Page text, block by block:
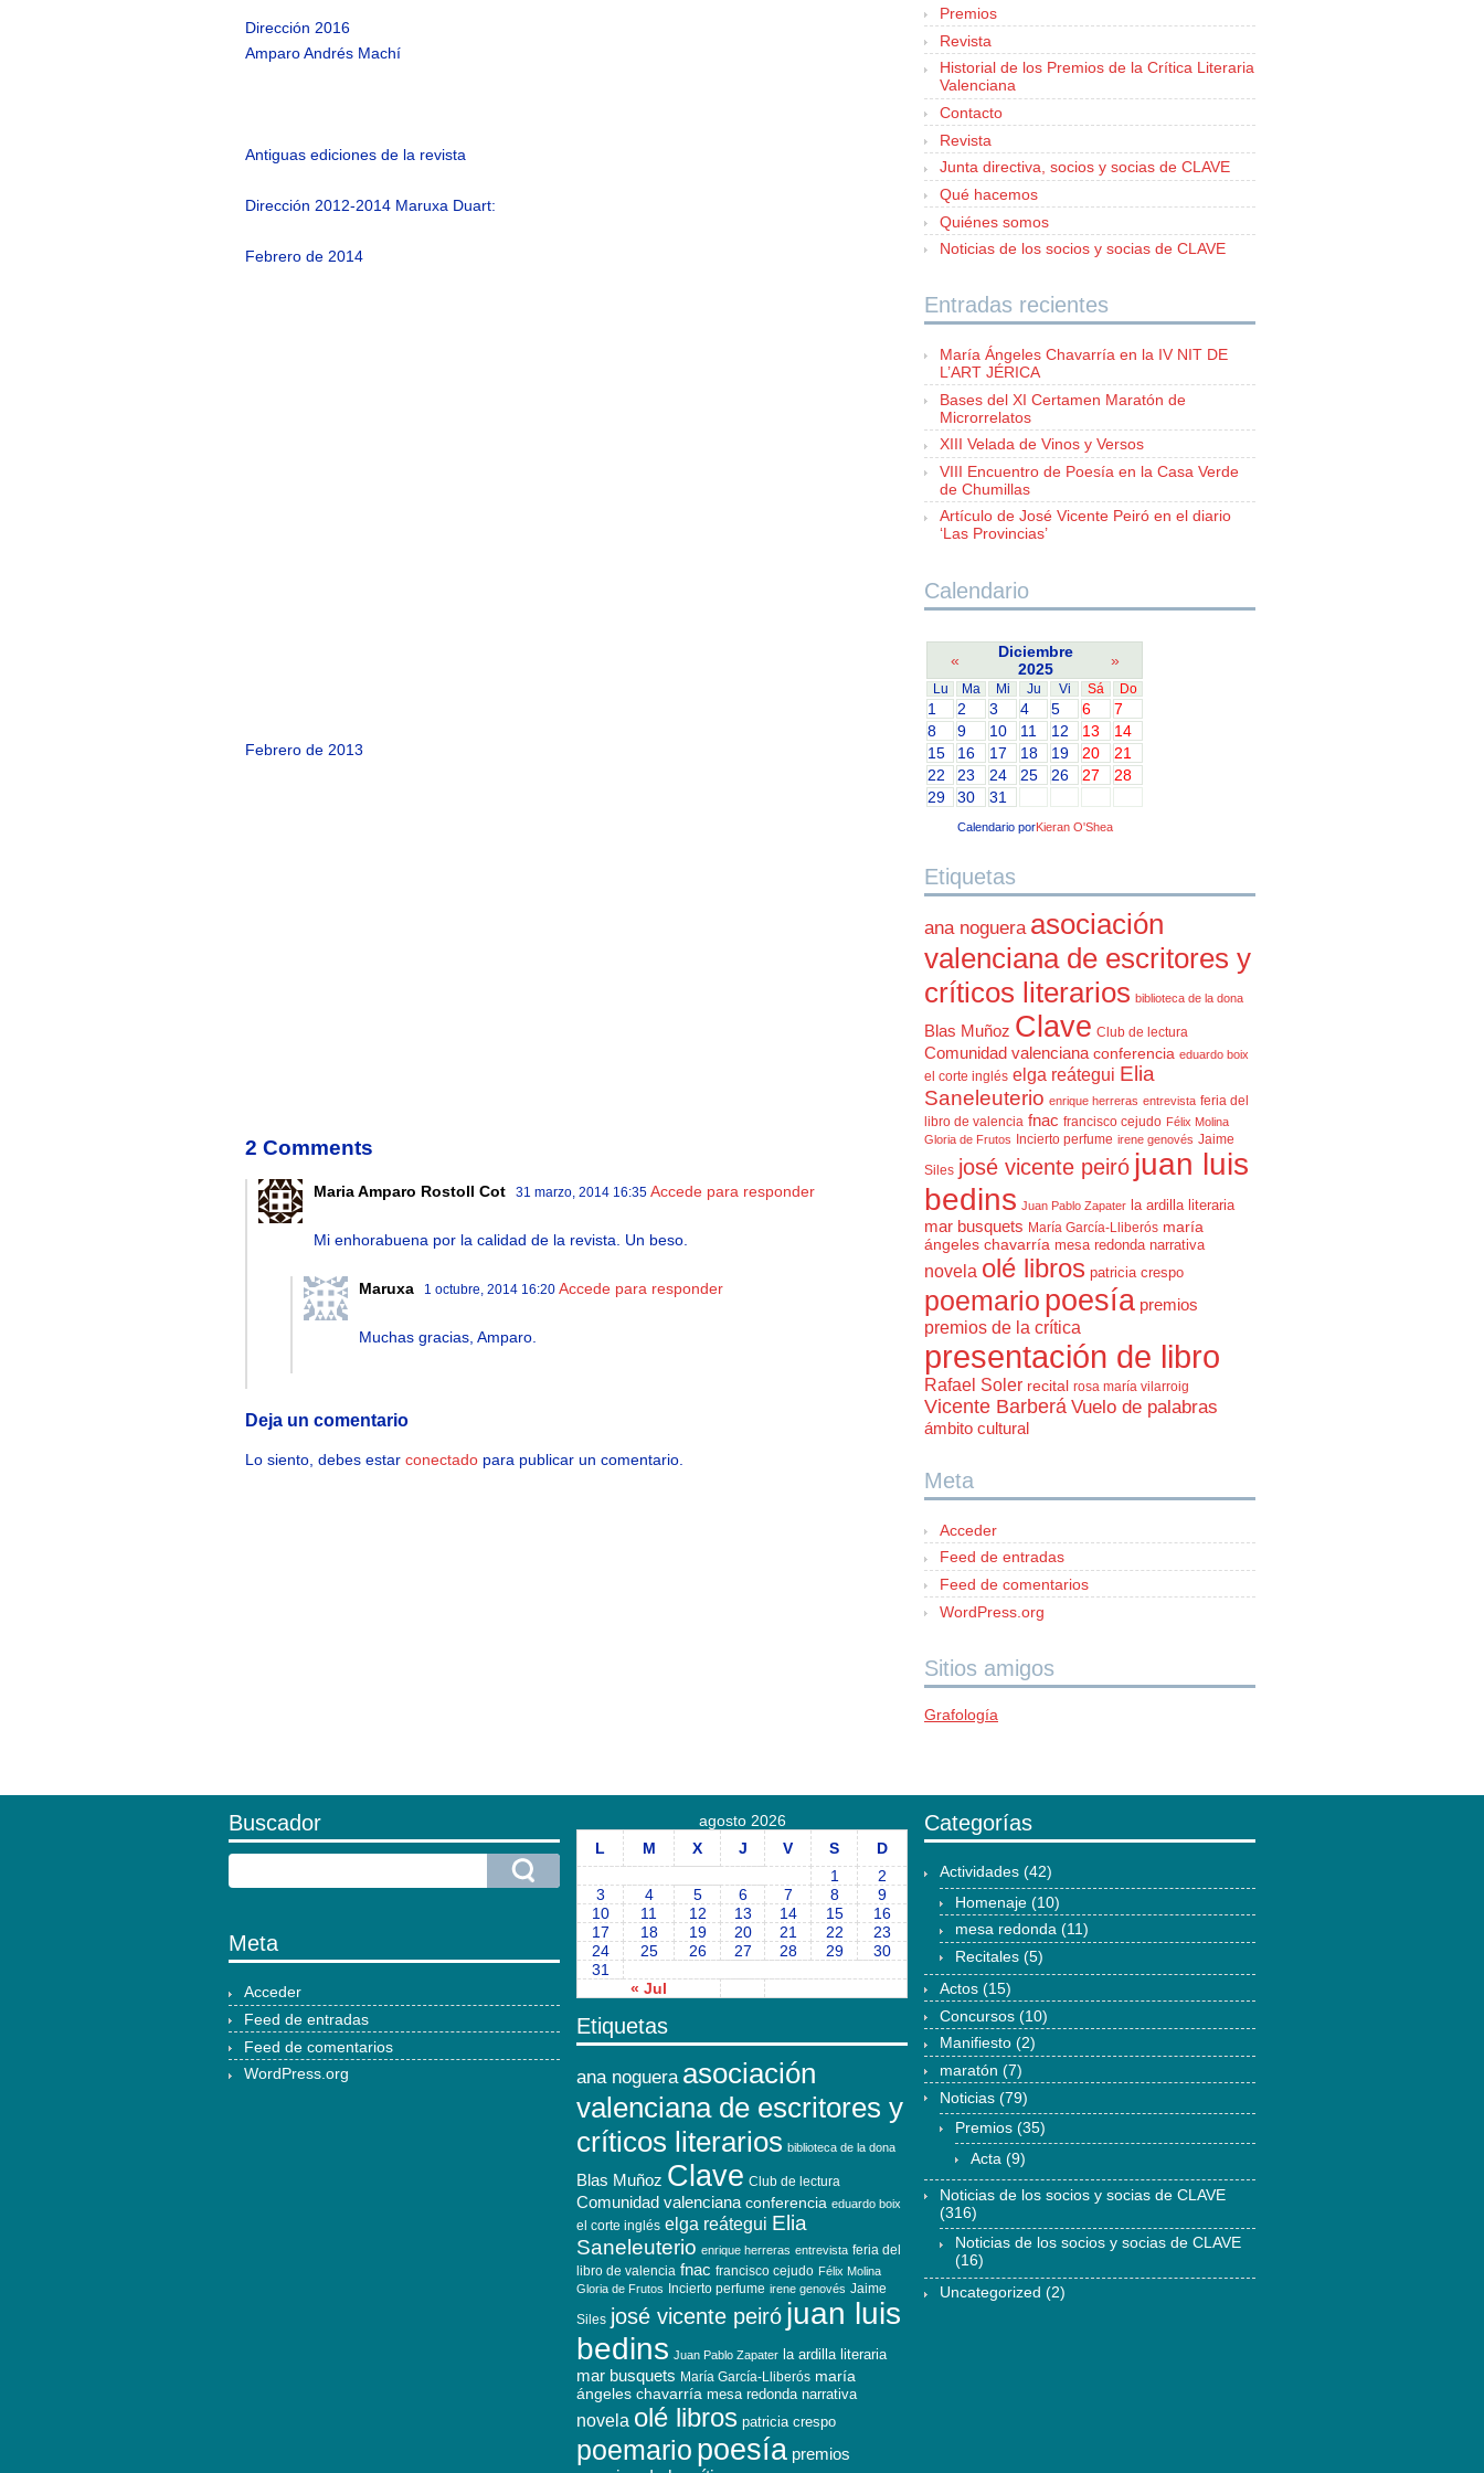
Dirección 2016
Amparo Andrés Machí
Antiguas ediciones de la revista
Dirección 2012-2014 Maruxa Duart:
Febrero de 2014
Febrero de 2013
2 Comments
Maria Amparo Rostoll Cot 31 marzo, 2014 16:35 Accede para responder
Mi enhorabuena por la calidad de la revista. Un beso.
Maruxa 1 octubre, 2014 16:20 Accede para responder
Muchas gracias, Amparo.
Deja un comentario
Lo siento, debes estar conectado para publicar un comentario.
Premios
Revista
Historial de los Premios de la Crítica Literaria
Valenciana
Contacto
Revista
Junta directiva, socios y socias de CLAVE
Qué hacemos
Quiénes somos
Noticias de los socios y socias de CLAVE
Entradas recientes
María Ángeles Chavarría en la IV NIT DE
L’ART JÉRICA
Bases del XI Certamen Maratón de
Microrrelatos
XIII Velada de Vinos y Versos
VIII Encuentro de Poesía en la Casa Verde
de Chumillas
Artículo de José Vicente Peiró en el diario
‘Las Provincias’
Calendario
«
Diciembre
2025
»
Lu Ma Mi Ju Vi Sá Do
1 2 3 4 5 6
7
8
9 10 11 12 13
14
15
16 17 18 19 20
21
22
23 24 25 26 27
28
29
30 31
Calendario porKieran O'Shea
Etiquetas
ana noguera asociación
valenciana de escritores y
críticos literarios biblioteca de la dona
Blas Muñoz Clave Club de lectura
Comunidad valenciana conferencia eduardo boix
el corte inglés elga reátegui Elia
Saneleuterio enrique herreras entrevista feria del
libro de valencia fnac francisco cejudo Félix Molina
Gloria de Frutos
Incierto perfume irene genovés Jaime
Siles josé vicente peiró juan luis
bedins Juan Pablo Zapater la ardilla literaria
mar busquets María García-Lliberós maría
ángeles chavarría mesa redonda narrativa
novela olé libros patricia crespo
poemario poesía premios
premios de la crítica
presentación de libro
Rafael Soler recital rosa maría vilarroig
Vicente Barberá Vuelo de palabras
ámbito cultural
Meta
Acceder
Feed de entradas
Feed de comentarios
WordPress.org
Sitios amigos
Grafología
Buscador
agosto 2026
L
M X J V S D
« Jul
1
2
3
4 5 6 7 8
9
10
11 12 13 14 15
16
17
18 19 20 21 22
23
24
25 26 27 28 29
30
31
Categorías
Actividades (42)
Homenaje (10)
mesa redonda (11)
Recitales (5)
Actos (15)
Concursos (10)
Manifiesto (2)
maratón (7)
Noticias (79)
Premios (35)
Acta (9)
Noticias de los socios y socias de CLAVE
(316)
Noticias de los socios y socias de CLAVE
(16)
Uncategorized (2)
Meta
Acceder
Feed de entradas
Feed de comentarios
WordPress.org
Etiquetas
ana noguera asociación
valenciana de escritores y
críticos literarios biblioteca de la dona
Blas Muñoz Clave Club de lectura
Comunidad valenciana conferencia eduardo boix
el corte inglés elga reátegui Elia
Saneleuterio enrique herreras entrevista feria del
libro de valencia fnac francisco cejudo Félix Molina
Gloria de Frutos Incierto perfume irene genovés Jaime
Siles josé vicente peiró juan luis
bedins Juan Pablo Zapater la ardilla literaria
mar busquets María García-Lliberós maría
ángeles chavarría mesa redonda narrativa
novela olé libros patricia crespo
poemario poesía premios